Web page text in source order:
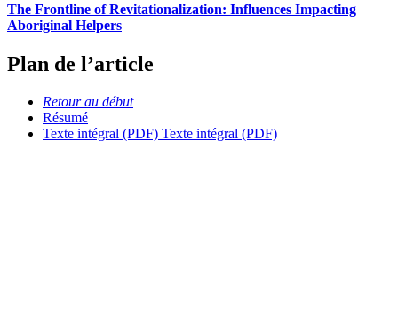
The Frontline of Revitationalization: Influences Impacting
Aboriginal Helpers
Plan de l’article
Retour au début
Résumé
Texte intégral (PDF) Texte intégral (PDF)